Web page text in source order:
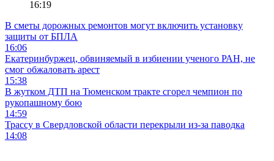
16:19
В сметы дорожных ремонтов могут включить установку
защиты от БПЛА
16:06
Екатеринбуржец, обвиняемый в избиении ученого РАН, не
смог обжаловать арест
15:38
В жутком ДТП на Тюменском тракте сгорел чемпион по
рукопашному бою
14:59
Трассу в Свердловской области перекрыли из-за паводка
14:08